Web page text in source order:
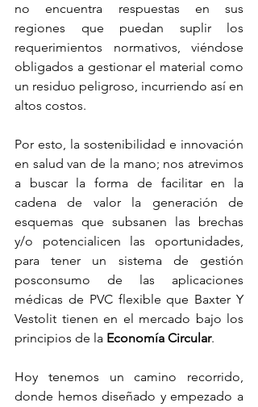
no encuentra respuestas en sus
regiones que puedan suplir los
requerimientos normativos, viéndose
obligados a gestionar el material como
un residuo peligroso, incurriendo así en
altos costos.
Por esto, la sostenibilidad e innovación
en salud van de la mano; nos atrevimos
a buscar la forma de facilitar en la
cadena de valor la generación de
esquemas que subsanen las brechas
y/o potencialicen las oportunidades,
para tener un sistema de gestión
posconsumo de las aplicaciones
médicas de PVC flexible que Baxter Y
Vestolit tienen en el mercado bajo los
principios de la Economía Circular.
Hoy tenemos un camino recorrido,
donde hemos diseñado y empezado a